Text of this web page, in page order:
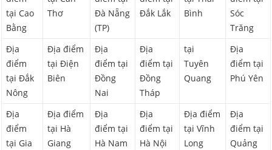
tại Cao
Bằng
Thơ
Đà Nẵng
(TP)
Đắk Lắk
Bình
Sóc
Trăng
Địa
điểm
tại Đắk
Nông
Địa điểm
tại Điện
Biên
Địa
điểm tại
Đồng
Nai
Địa
điểm tại
Đồng
Tháp
tại
Tuyên
Quang
Địa
điểm tại
Phú Yên
Địa
điểm
tại Gia
Địa điểm
tại Hà
Giang
Địa
điểm tại
Hà Nam
Địa
điểm tại
Hà Nội
Địa điểm
tại Vĩnh
Long
Địa
điểm tại
Quảng